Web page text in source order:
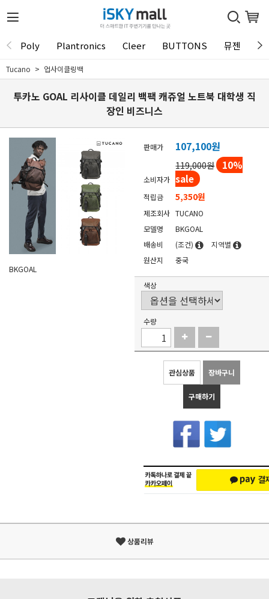
Poly Plantronics Cleer BUTTONS 뮤젠
Tucano 업사이클링백
투카노 GOAL 리사이클 데일리 백팩 캐쥬얼 노트북 대학생 직
장인 비즈니스
BKGOAL
판매가 107,100원
소비자가
119,000원 10%
sale
적립금 5,350원
제조회사 TUCANO
모델명
BKGOAL
배송비
(조건)
지역별
원산지
중국
색상
수량
관심상품 장바구니
구매하기
상품리뷰